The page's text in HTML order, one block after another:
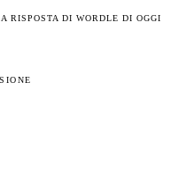
RISPOSTA DI WORDLE DI OGGI